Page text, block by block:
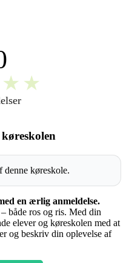
★ ★
denne køreskole.
en ærlig anmeldelse.
både ros og ris. Med din
elever og køreskolen med at
og beskriv din oplevelse af